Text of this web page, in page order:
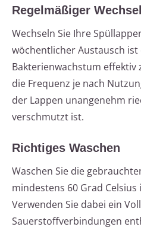
Regelmäßiger Wechsel
Wechseln Sie Ihre
wöchentlicher Austausch
Bakterienwachstum effektiv
die Frequenz je nach
der Lappen unangenehm
verschmutzt ist.
Richtiges Waschen
Waschen Sie die
mindestens 60 Grad
Verwenden Sie dabei ein
Sauerstoffverbindungen